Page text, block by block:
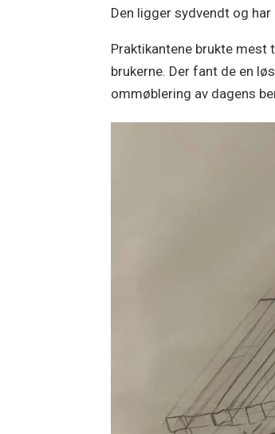
Den ligger sydvendt og
Praktikantene brukte mest
brukerne. Der fant de en
ommøblering av dagens